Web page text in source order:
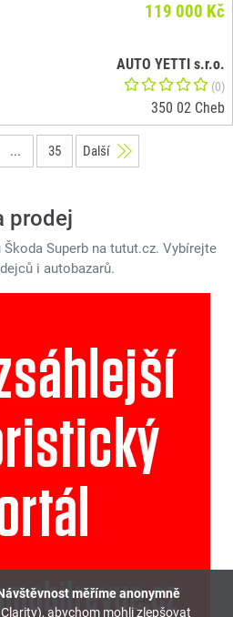
119 000 Kč
AUTO YETTI s.r.o.
(0)
350 02 Cheb
... 35 Další
prodej
Superb na tutut.cz. Vybírejte
i autobazarů.
měříme anonymně
abychom mohli zlepšovat